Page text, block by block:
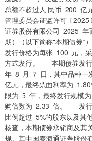
总额不超过人 民币 200 亿
管理委员会证监许可〔
证券股份有限公司 2025 年
期）（以下简称“本期债券”
发行价格为每张 100 元，
方式发行。 本期债券发
年 8 月 7 日，其中品种一
亿元，最终票面利率为
限为 5 年，最终发行规模
购倍数为 2.33 倍。 发行
比例超过 5%的股东以及其
核查，本期债券承销商及其
规。其中国泰海通证券股份